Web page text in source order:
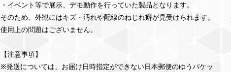
・イベント等で展示、デモ動作を行っていた製品となります。
そのため、外観にはキズ・汚れや配線のねじれ癖が見受けられます。
使用上の問題はございません。
【注意事項】
※発送については、お届け日時指定ができない日本郵便のゆうパケッ